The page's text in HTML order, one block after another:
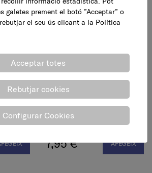
Paella pulida, 38 cm
7,95 € AFEGEIX
galetes prement el botó ”Acceptar” o
el seu ús clicant a la Política
Acceptar totes
Rebutjar cookies
Configurar Cookies